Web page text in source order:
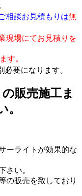
相談お見積もりは無
現場にてお見積りを
す。
必要になります。
販売施工ま
。
ーライトが効果的な
さい。
の販売を致しており